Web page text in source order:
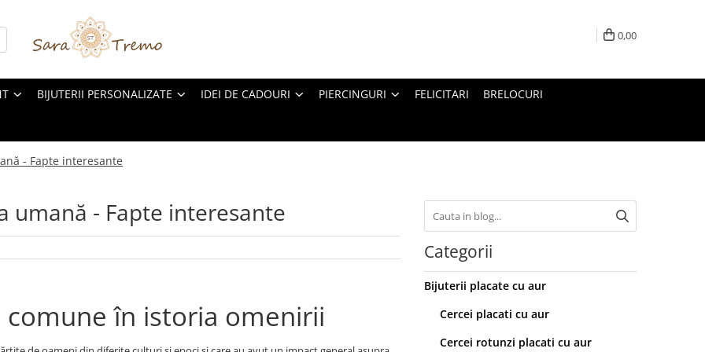
0,00
BIJUTERII PERSONALIZATE IDEI DE CADOURI PIERCINGURI FELICITARI BRELOCURI
- Fapte interesante
umană - Fapte interesante
comune în istoria omenirii
Categorii
Bijuterii placate cu aur
Cercei placati cu aur
Cercei rotunzi placati cu aur